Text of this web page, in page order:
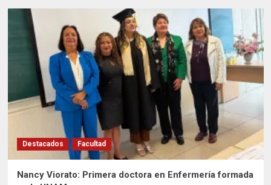
Destacados Facultad
Nancy Viorato: Primera doctora en Enfermería formada